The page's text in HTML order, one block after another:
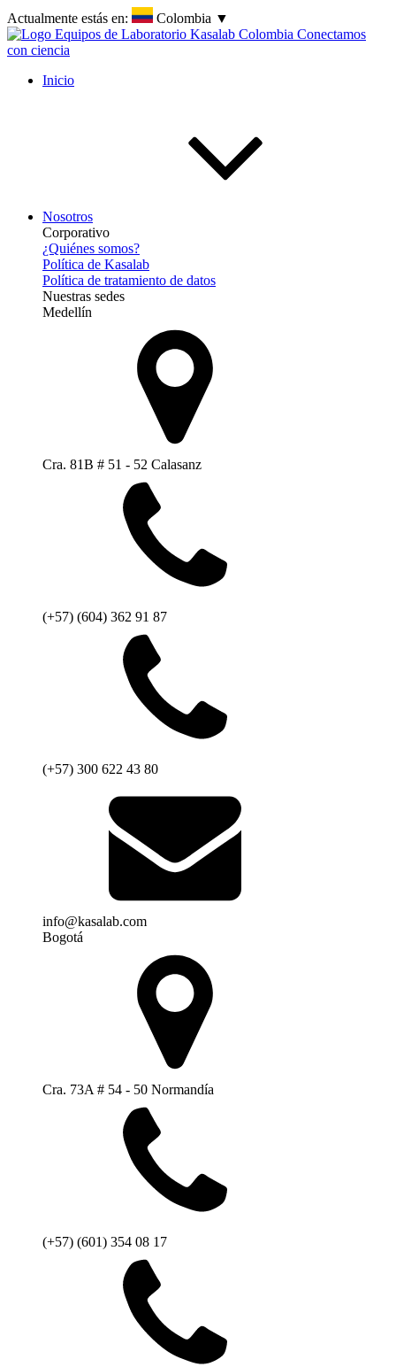
Actualmente estás en: Colombia ▼
Inicio
Nosotros
Corporativo
¿Quiénes somos?
Política de Kasalab
Política de tratamiento de datos
Nuestras sedes
Medellín
Cra. 81B # 51 - 52 Calasanz
(+57) (604) 362 91 87
(+57) 300 622 43 80
info@kasalab.com
Bogotá
Cra. 73A # 54 - 50 Normandía
(+57) (601) 354 08 17